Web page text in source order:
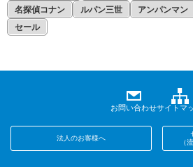
名探偵コナン
ルパン三世 アンパンマン
セール
お問い合わせサイトマ
法人のお客様へ
（